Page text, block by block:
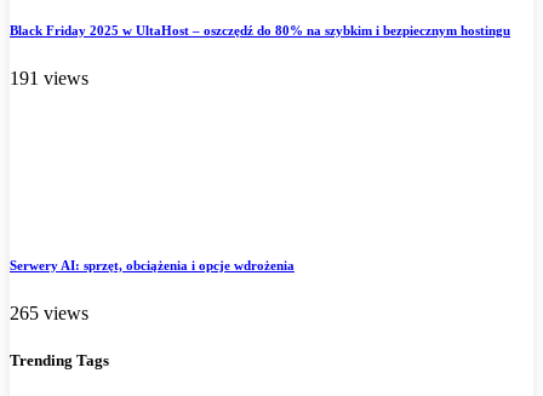
Black Friday 2025 w UltaHost – oszczędź do 80% na szybkim i bezpiecznym hostingu
191 views
Serwery AI: sprzęt, obciążenia i opcje wdrożenia
265 views
Trending Tags